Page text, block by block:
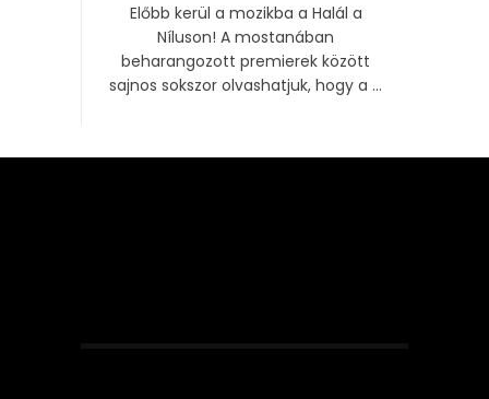
Előbb kerül a mozikba a Halál a
Níluson! A mostanában
beharangozott premierek között
sajnos sokszor olvashatjuk, hogy a ...